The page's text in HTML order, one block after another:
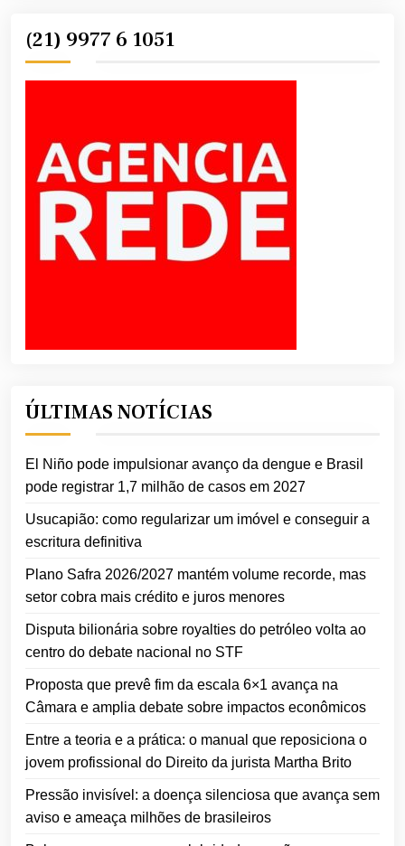
(21) 9977 6 1051
ÚLTIMAS NOTÍCIAS
El Niño pode impulsionar avanço da dengue e Brasil
pode registrar 1,7 milhão de casos em 2027
Usucapião: como regularizar um imóvel e conseguir a
escritura definitiva
Plano Safra 2026/2027 mantém volume recorde, mas
setor cobra mais crédito e juros menores
Disputa bilionária sobre royalties do petróleo volta ao
centro do debate nacional no STF
Proposta que prevê fim da escala 6×1 avança na
Câmara e amplia debate sobre impactos econômicos
Entre a teoria e a prática: o manual que reposiciona o
jovem profissional do Direito da jurista Martha Brito
Pressão invisível: a doença silenciosa que avança sem
aviso e ameaça milhões de brasileiros